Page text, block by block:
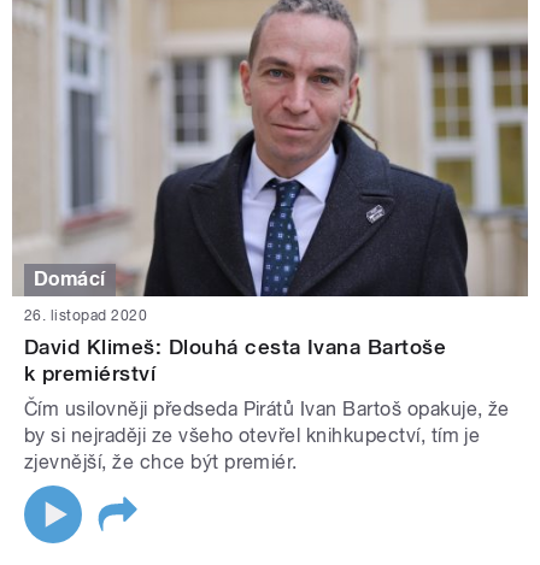
Domácí
26. listopad 2020
David Klimeš: Dlouhá cesta Ivana Bartoše
k premiérství
Čím usilovněji předseda Pirátů Ivan Bartoš opakuje, že
by si nejraději ze všeho otevřel knihkupectví, tím je
zjevnější, že chce být premiér.